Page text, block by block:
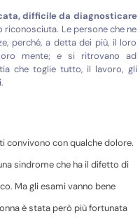
difficile da diagnosticare
Le persone che ne
perché, a detta dei più, il loro
mente; e si ritrovano ad
che toglie tutto, il lavoro, gli
convivono con qualche dolore.
sindrome che ha il difetto di
Ma gli esami vanno bene
è stata però più fortunata